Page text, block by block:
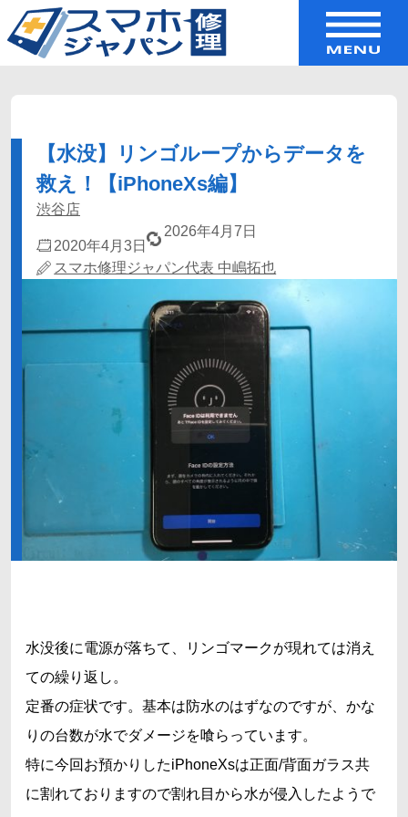
【水没】リンゴループからデータを
救え！【iPhoneXs編】
渋谷店
2020年4月3日
2026年4月7日
スマホ修理ジャパン代表 中嶋拓也
水没後に電源が落ちて、リンゴマークが現れては消え
ての繰り返し。
定番の症状です。基本は防水のはずなのですが、かな
りの台数が水でダメージを喰らっています。
特に今回お預かりしたiPhoneXsは正面/背面ガラス共
に割れておりますので割れ目から水が侵入したようで